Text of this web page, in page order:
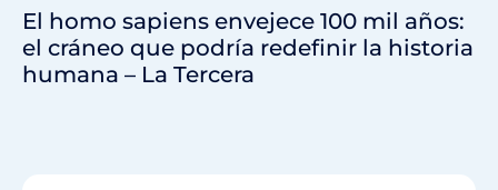
El homo sapiens envejece 100 mil años:
el cráneo que podría redefinir la historia
humana – La Tercera